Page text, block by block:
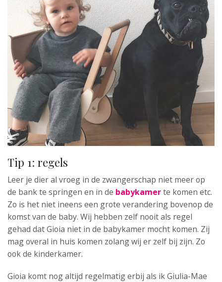
Tip 1: regels
Leer je dier al vroeg in de zwangerschap niet meer op
de bank te springen en in de babykamerte komen etc.
Zo is het niet ineens een grote verandering bovenop de
komst van de baby. Wij hebben zelf nooit als regel
gehad dat Gioia niet in de babykamer mocht komen. Zij
mag overal in huis komen zolang wij er zelf bij zijn. Zo
ook de kinderkamer.
Gioia komt nog altijd regelmatig erbij als ik Giulia-Mae